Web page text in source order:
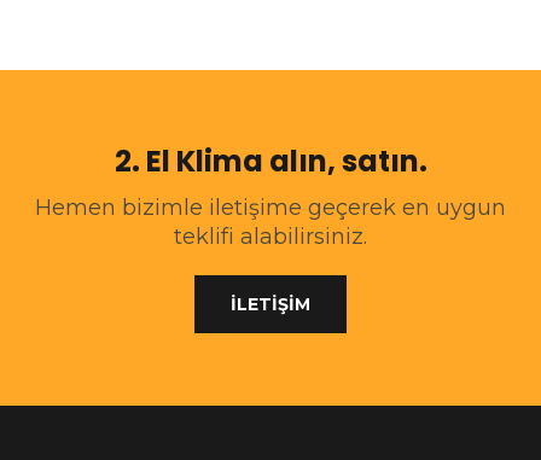
2. El Klima alın, satın.
Hemen bizimle iletişime geçerek en uygun
teklifi alabilirsiniz.
İLETİŞİM